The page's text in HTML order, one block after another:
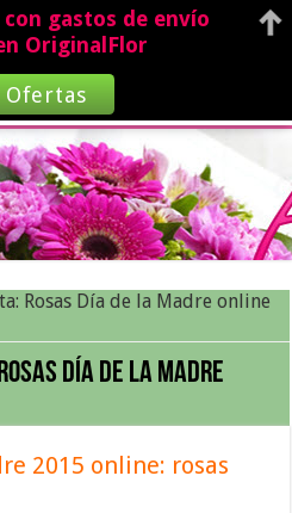
Rosas Día de la Madre online
Día de la Madre
2015 online: rosas
gastos de envío
OriginalFlor
Ofertas